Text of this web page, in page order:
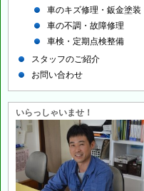
車のキズ修理・鈑金塗装
車の不調・故障修理
車検・定期点検整備
スタッフのご紹介
お問い合わせ
いらっしゃいませ！